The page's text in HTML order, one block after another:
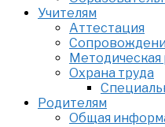
Учителям
Аттестация
Методическая
Охрана труда
Родителям
Общая